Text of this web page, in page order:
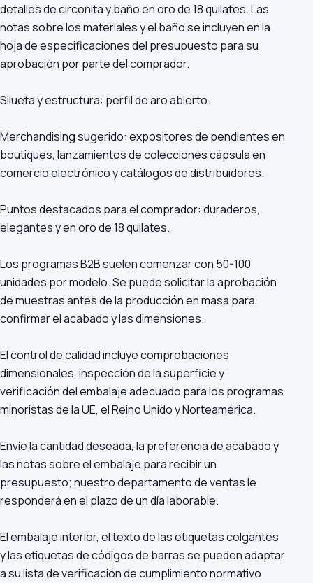
detalles de circonita y baño en oro de 18 quilates. Las
notas sobre los materiales y el baño se incluyen en la
hoja de especificaciones del presupuesto para su
aprobación por parte del comprador.
Silueta y estructura: perfil de aro abierto.
Merchandising sugerido: expositores de pendientes en
boutiques, lanzamientos de colecciones cápsula en
comercio electrónico y catálogos de distribuidores.
Puntos destacados para el comprador: duraderos,
elegantes y en oro de 18 quilates.
Los programas B2B suelen comenzar con 50-100
unidades por modelo. Se puede solicitar la aprobación
de muestras antes de la producción en masa para
confirmar el acabado y las dimensiones.
El control de calidad incluye comprobaciones
dimensionales, inspección de la superficie y
verificación del embalaje adecuado para los programas
minoristas de la UE, el Reino Unido y Norteamérica.
Envíe la cantidad deseada, la preferencia de acabado y
las notas sobre el embalaje para recibir un
presupuesto; nuestro departamento de ventas le
responderá en el plazo de un día laborable.
El embalaje interior, el texto de las etiquetas colgantes
y las etiquetas de códigos de barras se pueden adaptar
a su lista de verificación de cumplimiento normativo